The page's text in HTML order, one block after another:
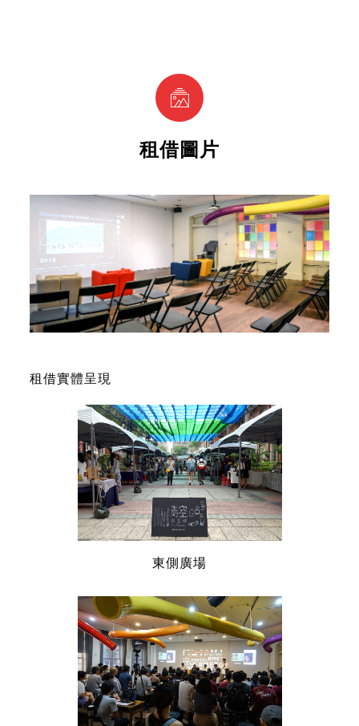
租借圖片
租借實體呈現
東側廣場